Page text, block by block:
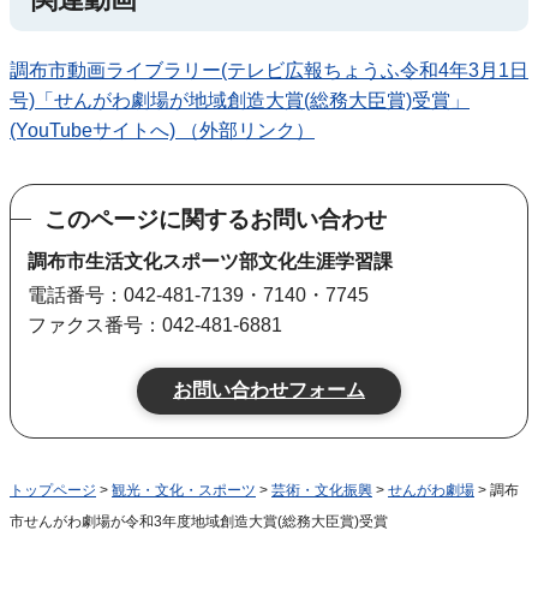
調布市動画ライブラリー(テレビ広報ちょうふ令和4年3月1日
号)「せんがわ劇場が地域創造大賞(総務大臣賞)受賞」
(YouTubeサイトへ) （外部リンク）
このページに関するお問い合わせ
調布市生活文化スポーツ部文化生涯学習課
電話番号：042-481-7139・7140・7745
ファクス番号：042-481-6881
トップページ > 観光・文化・スポーツ > 芸術・文化振興 > せんがわ劇場 > 調布
市せんがわ劇場が令和3年度地域創造大賞(総務大臣賞)受賞